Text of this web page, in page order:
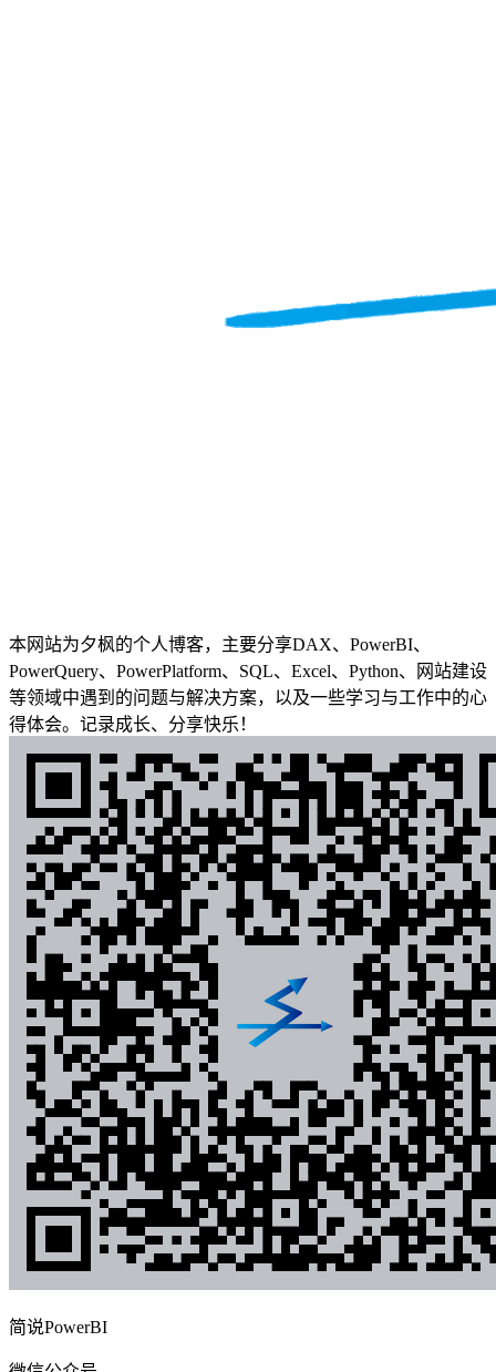
本网站为夕枫的个人博客，主要分享DAX、PowerBI、
PowerQuery、PowerPlatform、SQL、Excel、Python、网站建设
等领域中遇到的问题与解决方案，以及一些学习与工作中的心
得体会。记录成长、分享快乐！
简说PowerBI